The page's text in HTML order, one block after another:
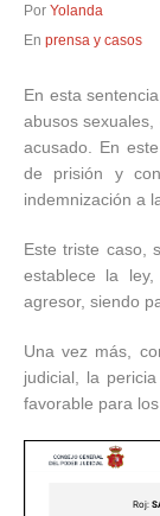
Por Yolanda
En prensa y casos
En esta
abusos
acusado. En
de prisión y
indemnización a
Este triste caso,
establece la
agresor, siendo
Una vez más,
judicial, la
favorable para